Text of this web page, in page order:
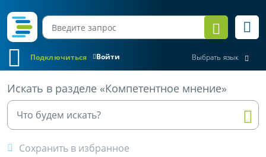
Войти
Подключиться Выбрать язык
Искать в разделе «Компетентное мнение»
Сохранить в избранное
Все материалы